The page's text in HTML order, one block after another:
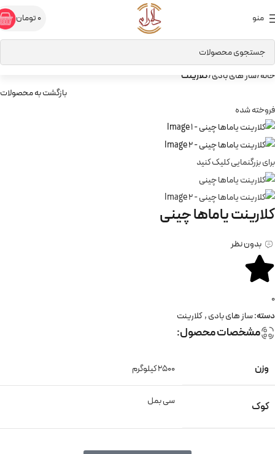
منو 0تومان
خانه ساز های بادی کلارینت
بازگشت به محصولات
فروخته شده
برای بزرگنمایی کلیک کنید
کلارینت یاماها چینی
بدون نظر
0
دسته:ساز های بادی, کلارینت
مشخصات محصول:
وزن 2500 کیلوگرم
کوک سی بمل